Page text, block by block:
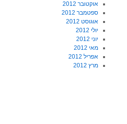
אוקטובר 2012
ספטמבר 2012
אוגוסט 2012
יולי 2012
יוני 2012
מאי 2012
אפריל 2012
מרץ 2012